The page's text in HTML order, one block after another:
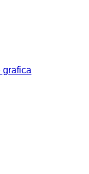
grafica